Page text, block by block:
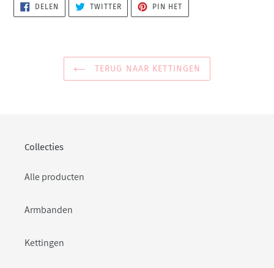
DELEN
DELEN
FACEBOOK
TWITTERTWITTEREN
TWITTER
PIN HET
PINTEREST
TERUG NAAR KETTINGEN
Collecties
Alle producten
Armbanden
Kettingen